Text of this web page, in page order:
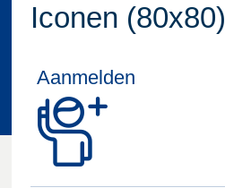
Iconen (80x80)
Aanmelden